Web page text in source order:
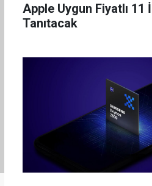
Apple Uygun Fiyatlı 11
Tanıtacak